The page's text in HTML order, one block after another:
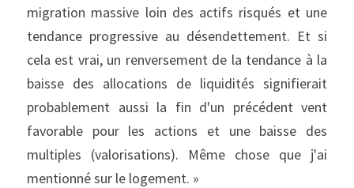
migration massive loin des actifs risqués et une
tendance progressive au désendettement. Et si
cela est vrai, un renversement de la tendance à la
baisse des allocations de liquidités signifierait
probablement aussi la fin d'un précédent vent
favorable pour les actions et une baisse des
multiples (valorisations). Même chose que j'ai
mentionné sur le logement. »